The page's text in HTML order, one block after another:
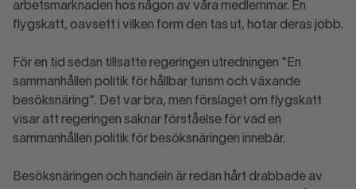
arbetsmarknaden hos någon av våra medlemmar. En
flygskatt, oavsett i vilken form den tas ut, hotar deras jobb.
För en tid sedan tillsatte regeringen utredningen "En
sammanhållen politik för hållbar turism och växande
besöksnäring". Det var bra, men förslaget om flygskatt
visar att regeringen saknar förståelse för vad en
sammanhållen politik för besöksnäringen innebär.
Besöksnäringen och handeln är redan hårt drabbade av